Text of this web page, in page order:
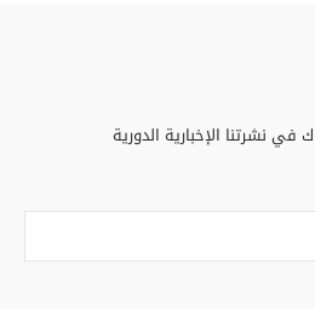
في نشرتنا الإخبارية الدورية